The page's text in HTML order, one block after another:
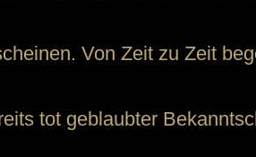
Von Zeit zu Zeit
tot geblaubter